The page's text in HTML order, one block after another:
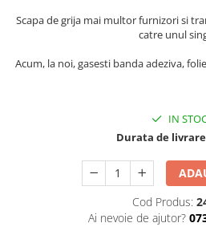
Scapa de grija mai multor furnizori si
catre unul
Acum, la noi, gasesti banda adeziva,
IN
Durata de
Cod Produs:
Ai nevoie de ajutor?